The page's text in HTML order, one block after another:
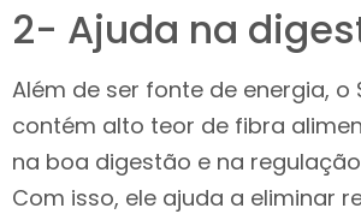
2- Ajuda na
Além de ser fonte de energia, o
contém alto teor de fibra
na boa digestão e na
Com isso, ele ajuda a eliminar